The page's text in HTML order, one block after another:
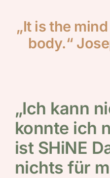
„It is the
body.“
„Ich kann
konnte ich
ist SHiNE
nichts für